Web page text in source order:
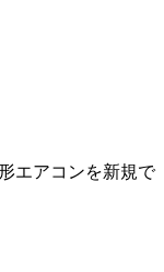
エアコンを新規で